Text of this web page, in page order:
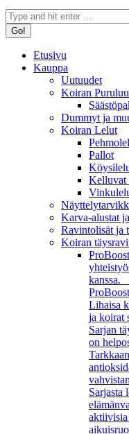
Search:
Etusivu
Kauppa
Uutuudet
Koiran
Dummyt ja
Koiran Lelut
Pallot
Kelluvat
Karva-alustat
Ravintolisät ja
Koiran
kanssa.
Lihaisa
ja koirat
Sarjan
on
Sarjasta
aktiivisia